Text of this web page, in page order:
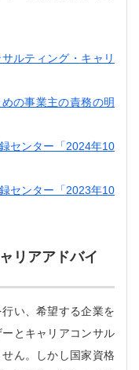
ルティング・キャリ
の事業主の責務の明
センター「2024年10
センター「2023年10
リアアドバイ
い、希望する企業を
とキャリアコンサル
ん。しかし国家資格